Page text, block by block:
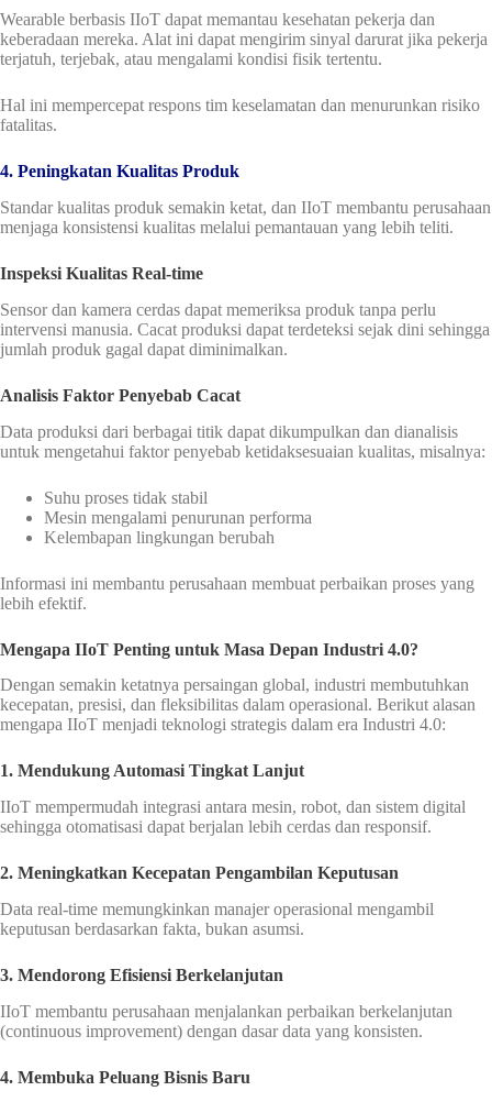
Wearable berbasis IIoT dapat memantau kesehatan pekerja dan
keberadaan mereka. Alat ini dapat mengirim sinyal darurat jika pekerja
terjatuh, terjebak, atau mengalami kondisi fisik tertentu.
Hal ini mempercepat respons tim keselamatan dan menurunkan risiko
fatalitas.
4. Peningkatan Kualitas Produk
Standar kualitas produk semakin ketat, dan IIoT membantu perusahaan
menjaga konsistensi kualitas melalui pemantauan yang lebih teliti.
Inspeksi Kualitas Real-time
Sensor dan kamera cerdas dapat memeriksa produk tanpa perlu
intervensi manusia. Cacat produksi dapat terdeteksi sejak dini sehingga
jumlah produk gagal dapat diminimalkan.
Analisis Faktor Penyebab Cacat
Data produksi dari berbagai titik dapat dikumpulkan dan dianalisis
untuk mengetahui faktor penyebab ketidaksesuaian kualitas, misalnya:
Suhu proses tidak stabil
Mesin mengalami penurunan performa
Kelembapan lingkungan berubah
Informasi ini membantu perusahaan membuat perbaikan proses yang
lebih efektif.
Mengapa IIoT Penting untuk Masa Depan Industri 4.0?
Dengan semakin ketatnya persaingan global, industri membutuhkan
kecepatan, presisi, dan fleksibilitas dalam operasional. Berikut alasan
mengapa IIoT menjadi teknologi strategis dalam era Industri 4.0:
1. Mendukung Automasi Tingkat Lanjut
IIoT mempermudah integrasi antara mesin, robot, dan sistem digital
sehingga otomatisasi dapat berjalan lebih cerdas dan responsif.
2. Meningkatkan Kecepatan Pengambilan Keputusan
Data real-time memungkinkan manajer operasional mengambil
keputusan berdasarkan fakta, bukan asumsi.
3. Mendorong Efisiensi Berkelanjutan
IIoT membantu perusahaan menjalankan perbaikan berkelanjutan
(continuous improvement) dengan dasar data yang konsisten.
4. Membuka Peluang Bisnis Baru